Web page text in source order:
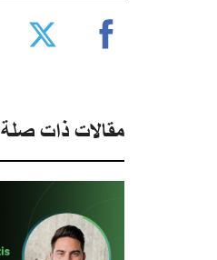
مقالات ذات صلة